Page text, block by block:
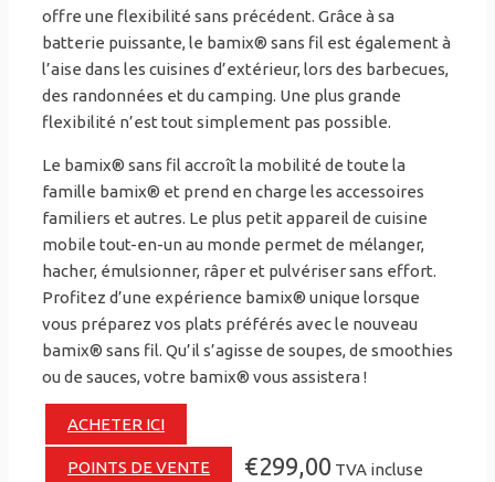
offre une flexibilité sans précédent. Grâce à sa
batterie puissante, le bamix® sans fil est également à
l’aise dans les cuisines d’extérieur, lors des barbecues,
des randonnées et du camping. Une plus grande
flexibilité n’est tout simplement pas possible.
Le bamix® sans fil accroît la mobilité de toute la
famille bamix® et prend en charge les accessoires
familiers et autres. Le plus petit appareil de cuisine
mobile tout-en-un au monde permet de mélanger,
hacher, émulsionner, râper et pulvériser sans effort.
Profitez d’une expérience bamix® unique lorsque
vous préparez vos plats préférés avec le nouveau
bamix® sans fil. Qu’il s’agisse de soupes, de smoothies
ou de sauces, votre bamix® vous assistera !
ACHETER ICI
POINTS DE VENTE €299,00 TVA incluse